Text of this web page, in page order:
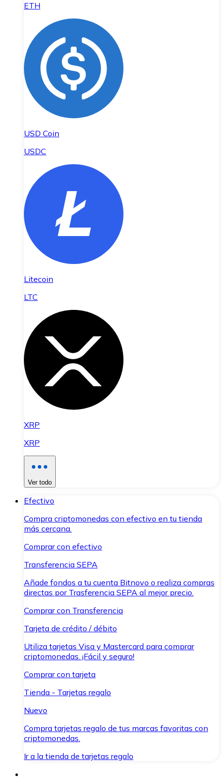
ETH
USD Coin
USDC
Litecoin
LTC
XRP
XRP
Ver todo
Efectivo
Compra criptomonedas con efectivo en tu tienda
más cercana.
Comprar con efectivo
Transferencia SEPA
Añade fondos a tu cuenta Bitnovo o realiza compras
directas por Trasferencia SEPA al mejor precio.
Comprar con Transferencia
Tarjeta de crédito / débito
Utiliza tarjetas Visa y Mastercard para comprar
criptomonedas. ¡Fácil y seguro!
Comprar con tarjeta
Tienda - Tarjetas regalo
Nuevo
Compra tarjetas regalo de tus marcas favoritas con
criptomonedas.
Ir a la tienda de tarjetas regalo